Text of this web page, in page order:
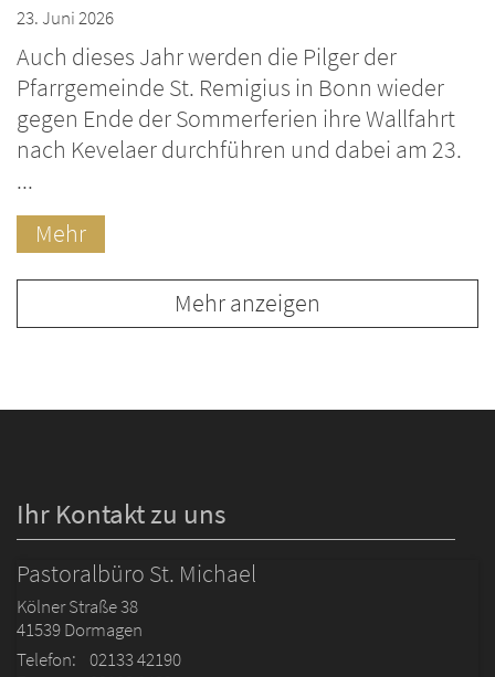
23. Juni 2026
Auch dieses Jahr werden die Pilger der
Pfarrgemeinde St. Remigius in Bonn wieder
gegen Ende der Sommerferien ihre Wallfahrt
nach Kevelaer durchführen und dabei am 23.
...
Mehr
Mehr anzeigen
Ihr Kontakt zu uns
Pastoralbüro St. Michael
Kölner Straße 38
41539Dormagen
Telefon: 02133 42190